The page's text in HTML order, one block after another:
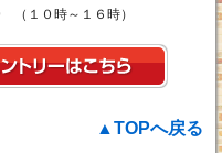
１０時～１６時）
▲TOPへ戻る